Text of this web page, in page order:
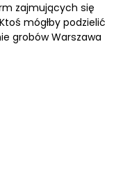
zajmujących się
mógłby podzielić
grobów Warszawa